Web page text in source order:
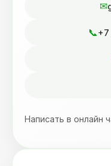
Написать в онлайн